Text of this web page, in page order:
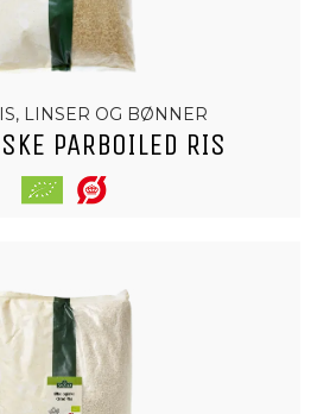
LINSER OG BØNNER
PARBOILED RIS